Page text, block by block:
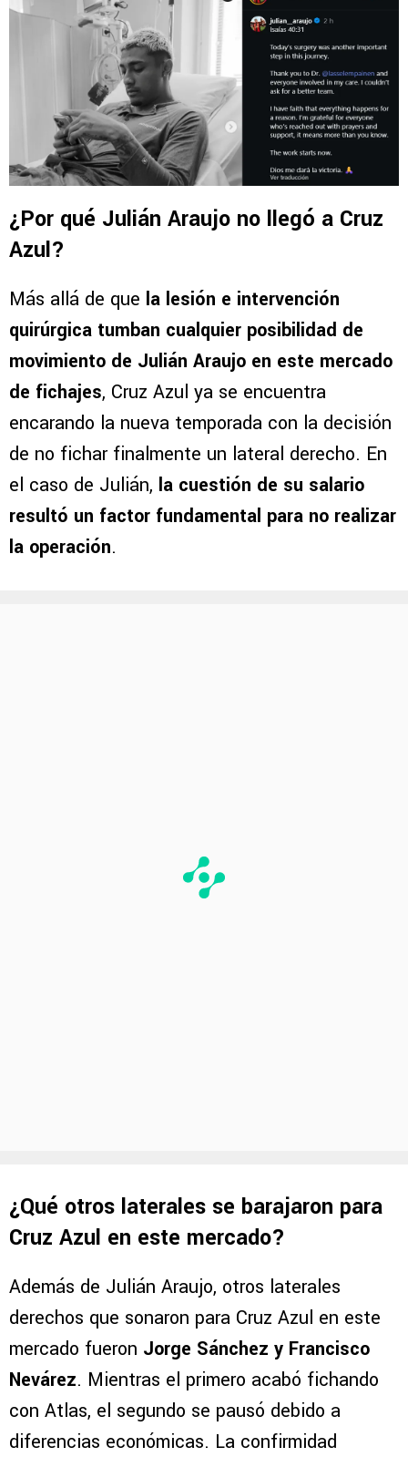
¿Por qué Julián Araujo no llegó a Cruz
Azul?
Más allá de que la lesión e intervención
quirúrgica tumban cualquier posibilidad de
movimiento de Julián Araujo en este mercado
de fichajes, Cruz Azul ya se encuentra
encarando la nueva temporada con la decisión
de no fichar finalmente un lateral derecho. En
el caso de Julián, la cuestión de su salario
resultó un factor fundamental para no realizar
la operación.
¿Qué otros laterales se barajaron para
Cruz Azul en este mercado?
Además de Julián Araujo, otros laterales
derechos que sonaron para Cruz Azul en este
mercado fueron Jorge Sánchez y Francisco
Nevárez. Mientras el primero acabó fichando
con Atlas, el segundo se pausó debido a
diferencias económicas. La confirmidad